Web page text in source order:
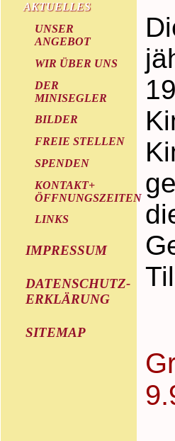
AKTUELLES
UNSER
ANGEBOT
WIR ÜBER UNS
DER
MINISEGLER
BILDER
FREIE STELLEN
SPENDEN
KONTAKT+
ÖFFNUNGSZEITEN
LINKS
IMPRESSUM
DATENSCHUTZ-
ERKLÄRUNG
SITEMAP